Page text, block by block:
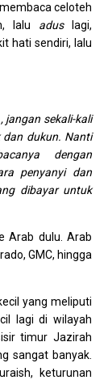
celoteh
lalu aduslagi,
hati sendiri, lalu
jangan sekali-kali
dan dukun. Nanti
dengan
penyanyi dan
dibayar untuk
Arab dulu. Arab
GMC, hingga
yang meliputi
lagi di wilayah
timur Jazirah
sangat banyak.
keturunan